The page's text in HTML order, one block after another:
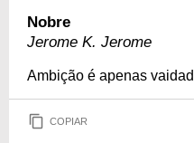
Nobre
Jerome K. Jerome
Ambição é apenas
COPIAR